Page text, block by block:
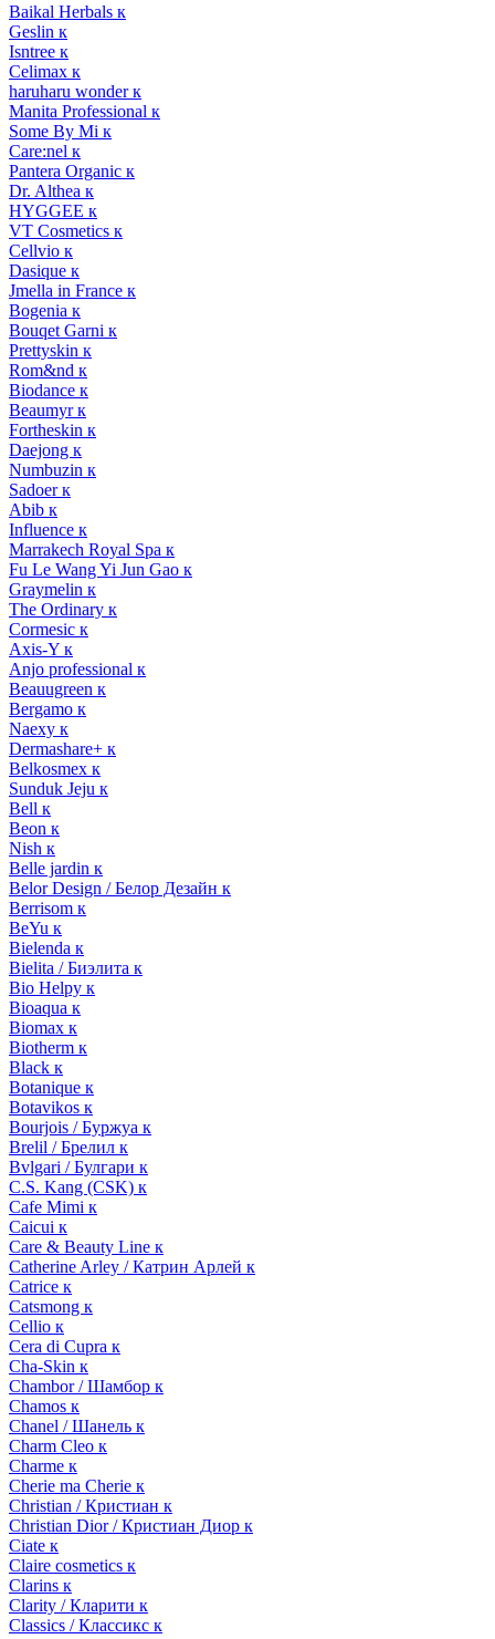
Baikal Herbals к
Geslin к
Isntree к
Celimax к
haruharu wonder к
Manita Professional к
Some By Mi к
Care:nel к
Pantera Organic к
Dr. Althea к
HYGGEE к
VT Cosmetics к
Cellvio к
Dasique к
Jmella in France к
Bogenia к
Bouqet Garni к
Prettyskin к
Rom&nd к
Biodance к
Beaumyr к
Fortheskin к
Daejong к
Numbuzin к
Sadoer к
Abib к
Influence к
Marrakech Royal Spa к
Fu Le Wang Yi Jun Gao к
Graymelin к
The Ordinary к
Cormesic к
Axis-Y к
Anjo professional к
Beauugreen к
Bergamo к
Naexy к
Dermashare+ к
Belkosmex к
Sunduk Jeju к
Bell к
Beon к
Nish к
Belle jardin к
Belor Design / Белор Дезайн к
Berrisom к
BeYu к
Bielenda к
Bielita / Биэлита к
Bio Helpy к
Bioaqua к
Biomax к
Biotherm к
Black к
Botanique к
Botavikos к
Bourjois / Буржуа к
Brelil / Брелил к
Bvlgari / Булгари к
C.S. Kang (CSK) к
Cafe Mimi к
Caicui к
Care & Beauty Line к
Catherine Arley / Катрин Арлей к
Catrice к
Catsmong к
Cellio к
Cera di Cupra к
Cha-Skin к
Chambor / Шамбор к
Chamos к
Chanel / Шанель к
Charm Cleo к
Charme к
Cherie ma Cherie к
Christian / Кристиан к
Christian Dior / Кристиан Диор к
Ciate к
Claire cosmetics к
Clarins к
Clarity / Кларити к
Classics / Классикс к